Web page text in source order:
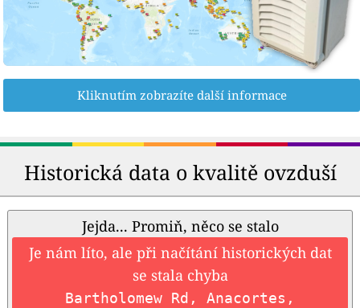
Kliknutím zobrazíte další informace
Historická data o kvalitě ovzduší
Jejda... Promiň, něco se stalo
Je nám líto, ale při načítání historických dat
se stala chyba
Bartholomew Rd, Anacortes,